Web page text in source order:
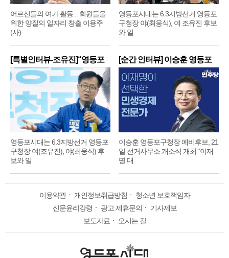
어르신들의 여가 활동... 회원들을
위한 양질의 일자리 창출 이용주
(사)
영등포시대는 6.3지방선거 영등포
구청장 야(최웅식), 여 조유진 후보
와 일
[특별인터뷰-조유진]“영등포
구
영등포시대는 6.3지방선거 영등포
구청장 여(조유진), 야(최웅식) 후
보와 일
[순간 인터뷰] 이승훈 영등포
구
이승훈 영등포구청장 예비후보, 21
일 선거사무소 개소식 개최 “이재
명 대
이용약관ㆍ 개인정보취급방침 ㆍ 청소년 보호책임자
신문윤리강령 ㆍ 광고.제휴문의 ㆍ 기사제보
보도자료ㆍ 오시는 길